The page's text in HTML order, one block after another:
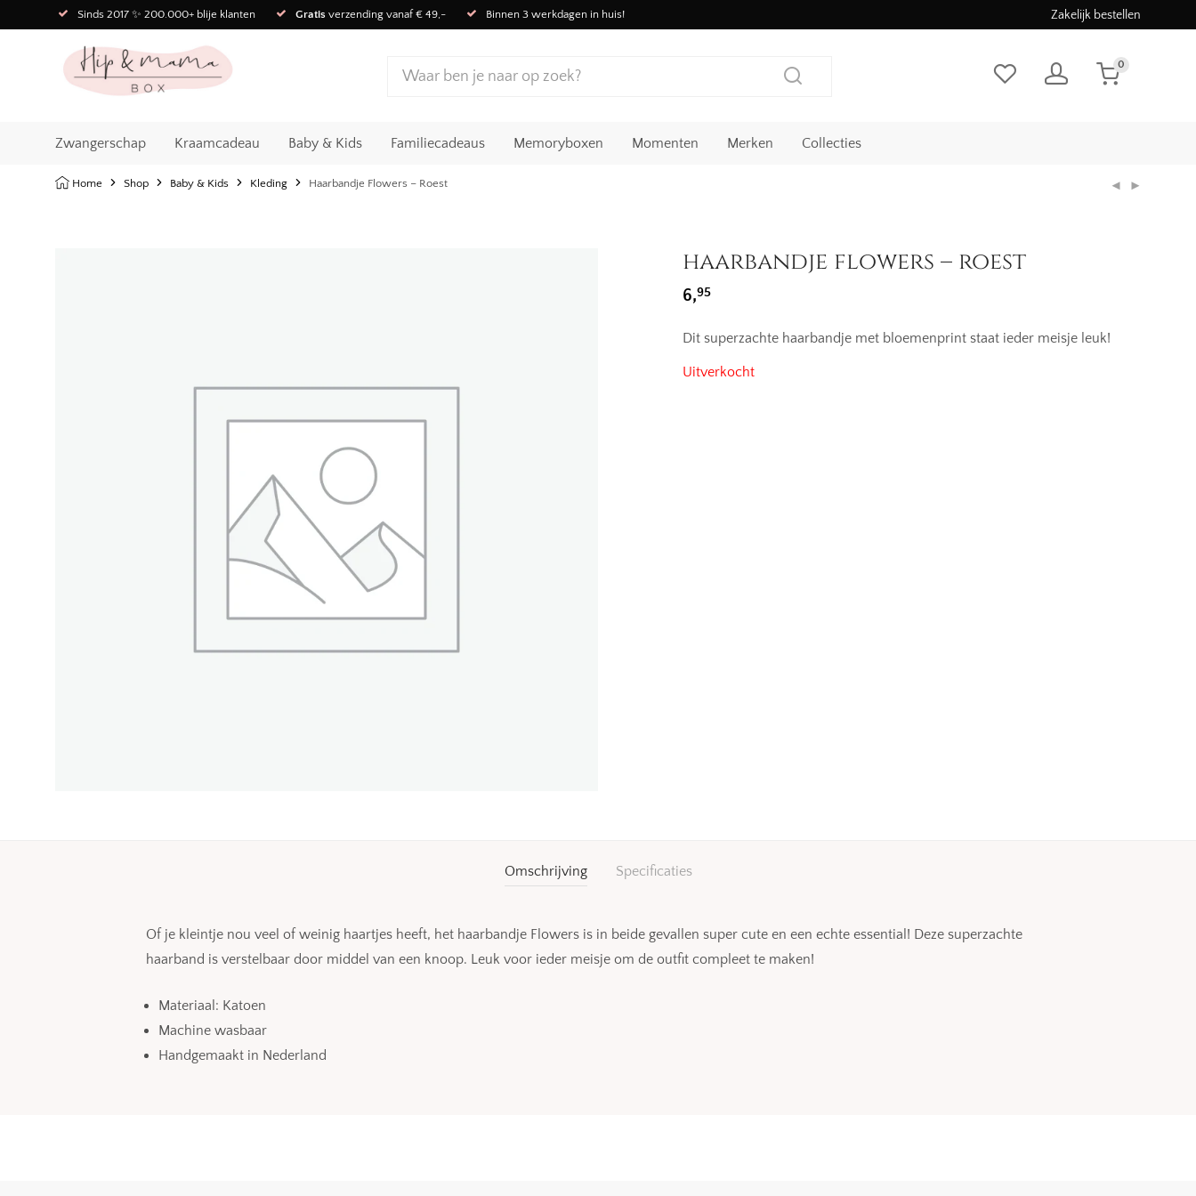
Sinds 2017 ✨ 200.000+ blije klanten Gratis verzending vanaf € 49,- Binnen 3 werkdagen in huis! Zakelijk bestellen
0
Zwangerschap Kraamcadeau Baby & Kids Familiecadeaus Memoryboxen Momenten Merken Collecties
Home Shop Baby & Kids Kleding Haarbandje Flowers – Roest
haarbandje flowers – roest
6,95
Dit superzachte haarbandje met bloemenprint staat ieder meisje leuk!
Uitverkocht
Omschrijving Specificaties
Of je kleintje nou veel of weinig haartjes heeft, het haarbandje Flowers is in beide gevallen super cute en een echte essential! Deze superzachte
haarband is verstelbaar door middel van een knoop. Leuk voor ieder meisje om de outfit compleet te maken!
Materiaal: Katoen
Machine wasbaar
Handgemaakt in Nederland